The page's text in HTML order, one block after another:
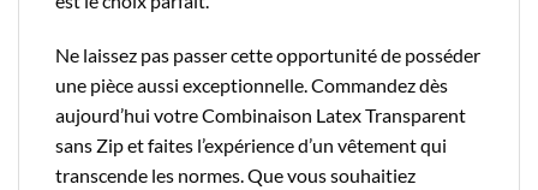
Ne laissez pas passer cette opportunité de posséder
une pièce aussi exceptionnelle. Commandez dès
aujourd’hui votre Combinaison Latex Transparent
sans Zip et faites l’expérience d’un vêtement qui
transcende les normes. Que vous souhaitiez